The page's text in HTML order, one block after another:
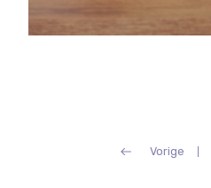
Vorige